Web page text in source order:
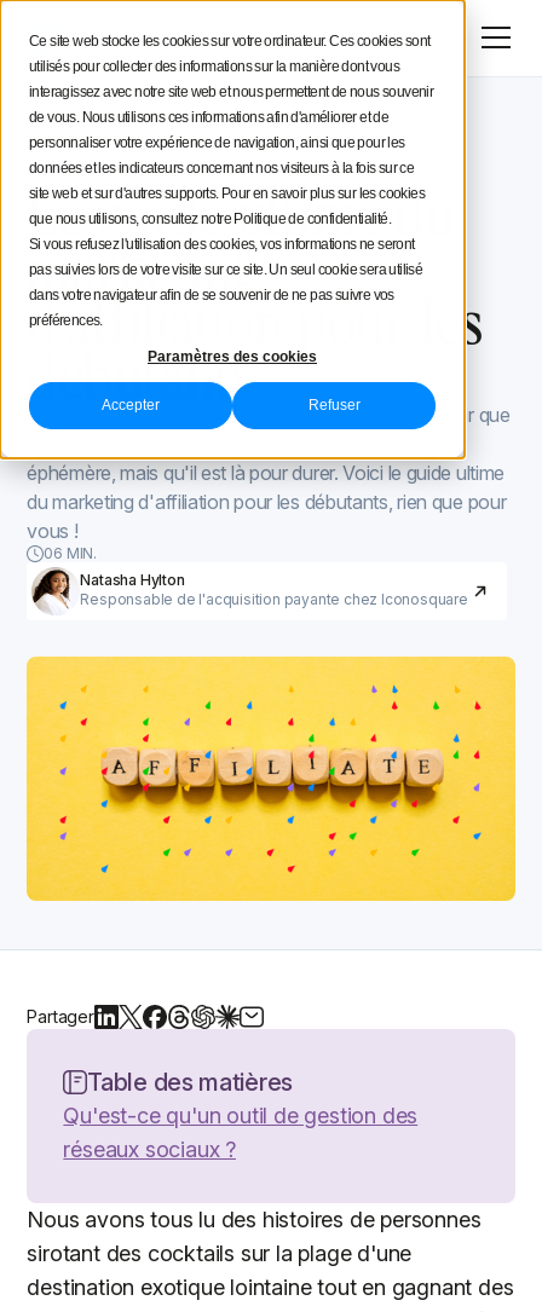
Ce site web stocke les cookies sur votre ordinateur. Ces cookies sont
utilisés pour collecter des informations sur la manière dont vous
interagissez avec notre site web et nous permettent de nous souvenir
de vous. Nous utilisons ces informations afin d'améliorer et de
personnaliser votre expérience de navigation, ainsi que pour les
données et les indicateurs concernant nos visiteurs à la fois sur ce
site web et sur d'autres supports. Pour en savoir plus sur les cookies
que nous utilisons, consultez notre Politique de confidentialité.
Si vous refusez l'utilisation des cookies, vos informations ne seront
pas suivies lors de votre visite sur ce site. Un seul cookie sera utilisé
dans votre navigateur afin de se souvenir de ne pas suivre vos
préférences.
Paramètres des cookies
Accepter Refuser
Essai gratuit
Menu
Stratégie social media
Conseils aux créateurs
Iconosquare
Blog Iconosquare Outils et astuces
Outils et astuces
November 3, 2023
Mis à jour leNovember 3, 2023
Le guide ultime du
marketing
d'affiliation pour les
débutants
Avec un taux de croissance de 10 % par an, il est clair que
éphémère, mais qu'il est là pour durer. Voici le guide ultime
du marketing d'affiliation pour les débutants, rien que pour
vous !
06 MIN.
Natasha Hylton
Responsable de l'acquisition payante chez Iconosquare
Partager
Table des matières
Qu'est-ce qu'un outil de gestion des
réseaux sociaux ?
Nous avons tous lu des histoires de personnes
sirotant des cocktails sur la plage d'une
destination exotique lointaine tout en gagnant des